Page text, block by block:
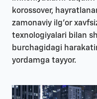
korossover,
zamonaviy ilg'or
texnologiyalari bilan
burchagidagi
yordamga tayyor.